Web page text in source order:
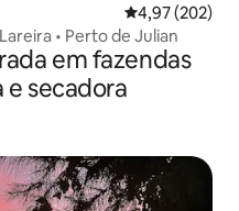
4,97 de uma
4,97 (202)
• Perto de Julian
em fazendas
e secadora